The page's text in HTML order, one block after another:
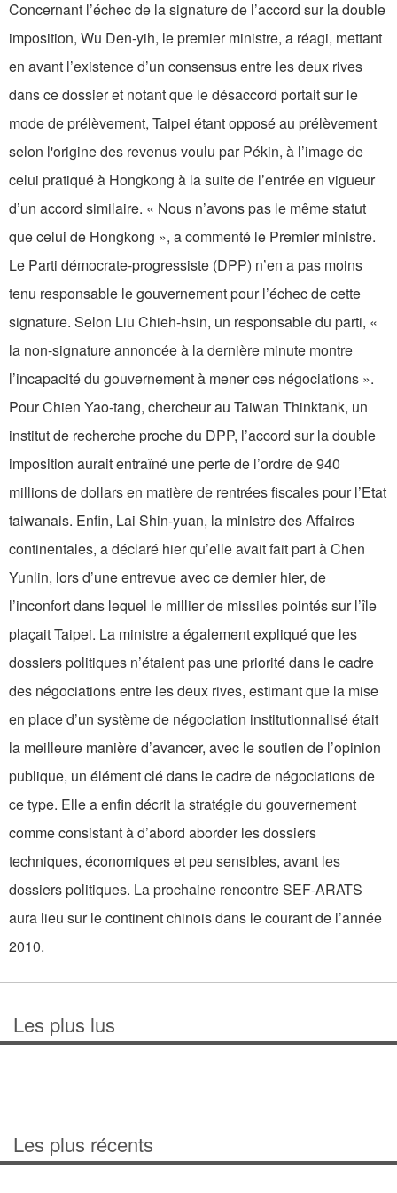
Concernant l’échec de la signature de l’accord sur la double
imposition, Wu Den-yih, le premier ministre, a réagi, mettant
en avant l’existence d’un consensus entre les deux rives
dans ce dossier et notant que le désaccord portait sur le
mode de prélèvement, Taipei étant opposé au prélèvement
selon l'origine des revenus voulu par Pékin, à l’image de
celui pratiqué à Hongkong à la suite de l’entrée en vigueur
d’un accord similaire. « Nous n’avons pas le même statut
que celui de Hongkong », a commenté le Premier ministre.
Le Parti démocrate-progressiste (DPP) n’en a pas moins
tenu responsable le gouvernement pour l’échec de cette
signature. Selon Liu Chieh-hsin, un responsable du parti, «
la non-signature annoncée à la dernière minute montre
l’incapacité du gouvernement à mener ces négociations ».
Pour Chien Yao-tang, chercheur au Taiwan Thinktank, un
institut de recherche proche du DPP, l’accord sur la double
imposition aurait entraîné une perte de l’ordre de 940
millions de dollars en matière de rentrées fiscales pour l’Etat
taiwanais. Enfin, Lai Shin-yuan, la ministre des Affaires
continentales, a déclaré hier qu’elle avait fait part à Chen
Yunlin, lors d’une entrevue avec ce dernier hier, de
l’inconfort dans lequel le millier de missiles pointés sur l’île
plaçait Taipei. La ministre a également expliqué que les
dossiers politiques n’étaient pas une priorité dans le cadre
des négociations entre les deux rives, estimant que la mise
en place d’un système de négociation institutionnalisé était
la meilleure manière d’avancer, avec le soutien de l’opinion
publique, un élément clé dans le cadre de négociations de
ce type. Elle a enfin décrit la stratégie du gouvernement
comme consistant à d’abord aborder les dossiers
techniques, économiques et peu sensibles, avant les
dossiers politiques. La prochaine rencontre SEF-ARATS
aura lieu sur le continent chinois dans le courant de l’année
2010.
Les plus lus
Les plus récents